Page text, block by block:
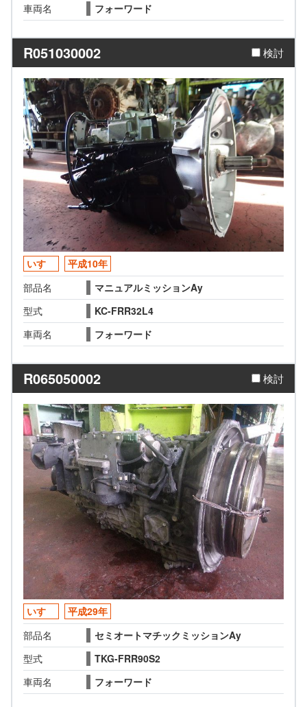
車両名
フォーワード
R051030002 検討
いすゞ
平成10年
部品名
マニュアルミッションAy
型式
KC-FRR32L4
車両名
フォーワード
R065050002 検討
いすゞ
平成29年
部品名
セミオートマチックミッションAy
型式
TKG-FRR90S2
車両名
フォーワード